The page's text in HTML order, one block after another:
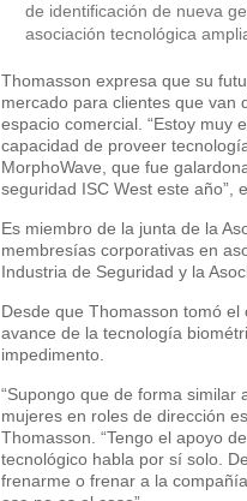
de identificación de nueva
asociación tecnológica
Thomasson expresa que su
mercado para clientes que van
espacio comercial. “Estoy muy
capacidad de proveer
MorphoWave, que fue
seguridad ISC West este año”,
Es miembro de la junta de la
membresías corporativas en
Industria de Seguridad y la
Desde que Thomasson tomó
avance de la tecnología
impedimento.
“Supongo que de forma
mujeres en roles de dirección
Thomasson. “Tengo el apoyo
tecnológico habla por sí solo.
frenarme o frenar a la